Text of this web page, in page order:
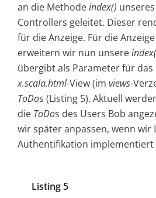
an die Methodeindex()
Controllers geleitet. Dieser
für die Anzeige. Für die
erweitern wir nun unsere
übergibt als Parameter für
x.scala.html-View (im views-
ToDos (Listing 5). Aktuell
die ToDos des Users Bob
wir später anpassen, wenn wir
Authentifikation implementiert
Listing 5